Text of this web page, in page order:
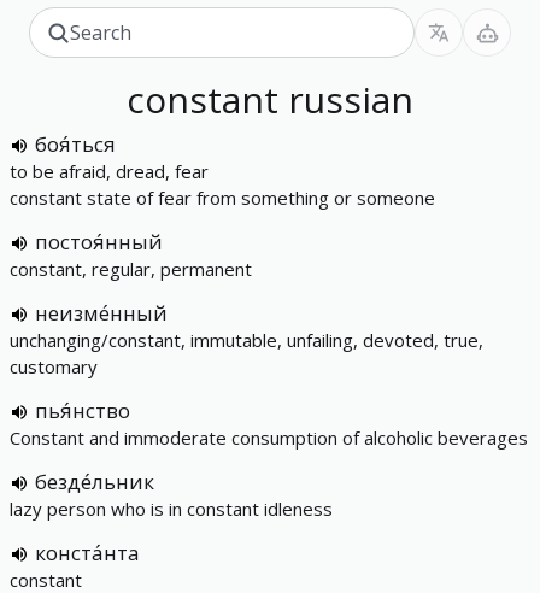
constant russian
боя́ться
to be afraid, dread, fear
constant state of fear from something or someone
постоя́нный
constant, regular, permanent
неизме́нный
unchanging/constant, immutable, unfailing, devoted, true,
customary
пья́нство
Constant and immoderate consumption of alcoholic beverages
безде́льник
lazy person who is in constant idleness
конста́нта
constant